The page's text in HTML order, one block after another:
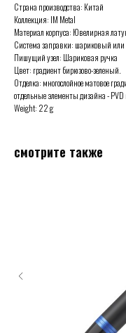
Страна производства: Китай
Коллекция: IM Metal
Материал корпуса: Ювелирная
Система заправки: шариковый или
Пишущий узел: Шариковая ручка
Цвет: градиент бирюзово-зеленый.
Отделка: многослойное матовое
отдельные элементы дизайна - PVD
Weight: 22 g
смотрите также